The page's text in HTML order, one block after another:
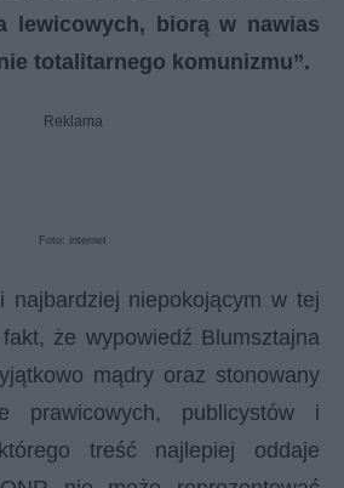
lewicowych, biorą w nawias
totalitarnego komunizmu”.
Reklama
Foto: internet
najbardziej niepokojącym w tej
że wypowiedź Blumsztajna
mądry oraz stonowany
prawicowych, publicystów i
treść najlepiej oddaje